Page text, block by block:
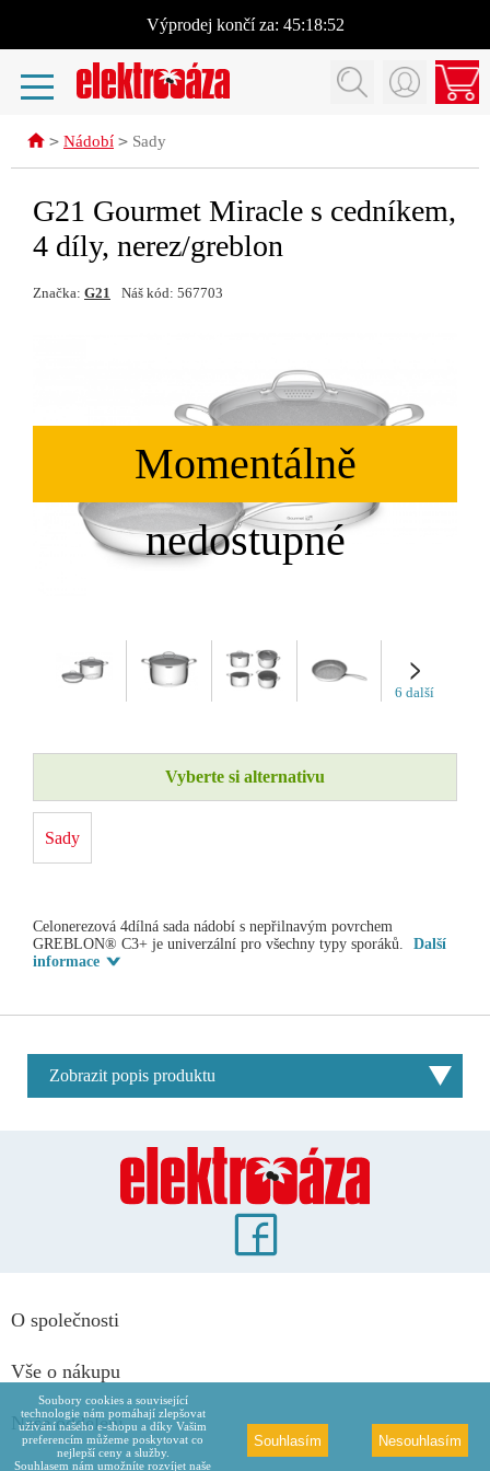
Výprodej končí za: 45:18:52
> Nádobí > Sady
G21 Gourmet Miracle s cedníkem,
4 díly, nerez/greblon
Značka: G21 Náš kód: 567703
6 další
Vyberte si alternativu
Sady
Celonerezová 4dílná sada nádobí s nepřilnavým povrchem
GREBLON® C3+ je univerzální pro všechny typy sporáků.
Další
informace
Zobrazit popis produktu
O společnosti
Vše o nákupu
Naše oddělení
Soubory cookies a související
technologie nám pomáhají zlepšovat
užívání našeho e-shopu a díky Vašim
preferencím můžeme poskytovat co
nejlepší ceny a služby.
Souhlasem nám umožníte rozvíjet naše
Souhlasím Nesouhlasím